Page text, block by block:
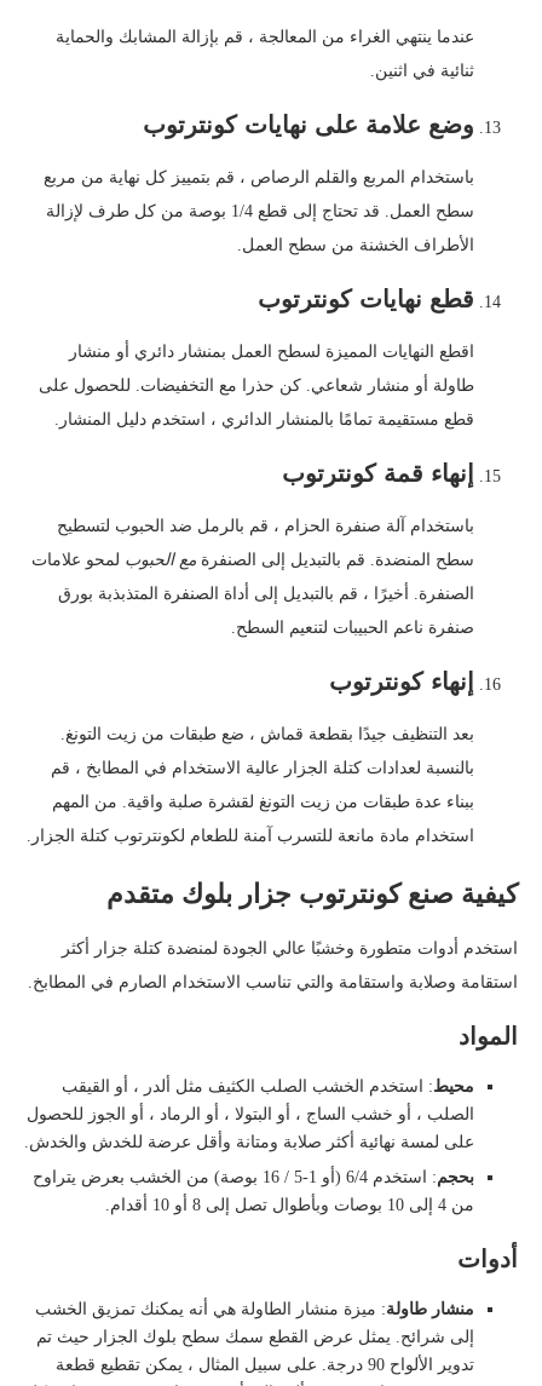
عندما ينتهي الغراء من المعالجة ، قم بإزالة المشابك والحماية
ثنائية في اثنين.
وضع علامة على نهايات كونترتوب
باستخدام المربع والقلم الرصاص ، قم بتمييز كل نهاية من مربع
سطح العمل. قد تحتاج إلى قطع 1/4 بوصة من كل طرف لإزالة
الأطراف الخشنة من سطح العمل.
قطع نهايات كونترتوب
اقطع النهايات المميزة لسطح العمل بمنشار دائري أو منشار
طاولة أو منشار شعاعي. كن حذرا مع التخفيضات. للحصول على
قطع مستقيمة تمامًا بالمنشار الدائري ، استخدم دليل المنشار.
إنهاء قمة كونترتوب
باستخدام آلة صنفرة الحزام ، قم بالرمل ضد الحبوب لتسطيح
سطح المنضدة. قم بالتبديل إلى الصنفرة مع الحبوب لمحو علامات
الصنفرة. أخيرًا ، قم بالتبديل إلى أداة الصنفرة المتذبذبة بورق
صنفرة ناعم الحبيبات لتنعيم السطح.
إنهاء كونترتوب
بعد التنظيف جيدًا بقطعة قماش ، ضع طبقات من زيت التونغ.
بالنسبة لعدادات كتلة الجزار عالية الاستخدام في المطابخ ، قم
ببناء عدة طبقات من زيت التونغ لقشرة صلبة واقية. من المهم
استخدام مادة مانعة للتسرب آمنة للطعام لكونترتوب كتلة الجزار.
كيفية صنع كونترتوب جزار بلوك متقدم
استخدم أدوات متطورة وخشبًا عالي الجودة لمنضدة كتلة جزار أكثر
استقامة وصلابة واستقامة والتي تناسب الاستخدام الصارم في المطابخ.
المواد
محيط: استخدم الخشب الصلب الكثيف مثل ألدر ، أو القيقب
الصلب ، أو خشب الساج ، أو البتولا ، أو الرماد ، أو الجوز للحصول
على لمسة نهائية أكثر صلابة ومتانة وأقل عرضة للخدش والخدش.
بحجم
: استخدم 6/4 (أو 1-5 / 16 بوصة) من الخشب بعرض يتراوح
من 4 إلى 10 بوصات وبأطوال تصل إلى 8 أو 10 أقدام.
أدوات
منشار طاولة: ميزة منشار الطاولة هي أنه يمكنك تمزيق الخشب
إلى شرائح. يمثل عرض القطع سمك سطح بلوك الجزار حيث تم
تدوير الألواح 90 درجة. على سبيل المثال ، يمكن تقطيع قطعة